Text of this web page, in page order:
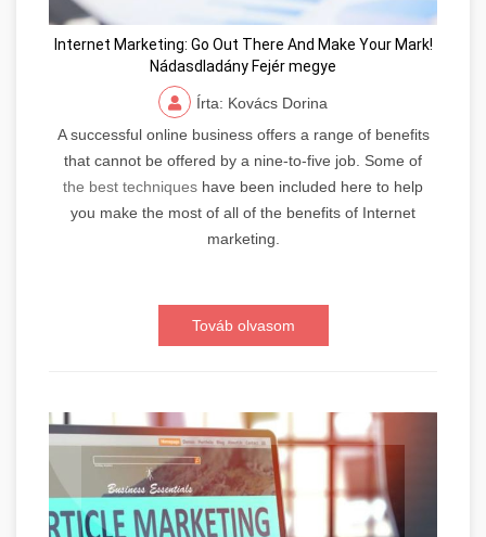
Internet Marketing: Go Out There And Make Your Mark!
Nádasdladány Fejér megye
Írta: Kovács Dorina
A successful online business offers a range of benefits
that cannot be offered by a nine-to-five job. Some of
the best techniques have been included here to help
you make the most of all of the benefits of Internet
marketing.
Továb olvasom